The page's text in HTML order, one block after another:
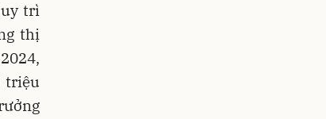
trì
thị
triệu